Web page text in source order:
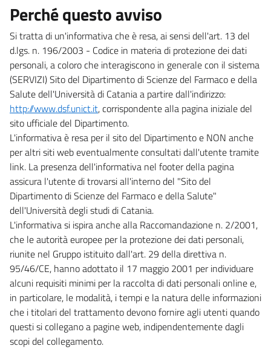
Perché questo avviso
Si tratta di un'informativa che è resa, ai sensi dell'art. 13 del
d.lgs. n. 196/2003 - Codice in materia di protezione dei dati
personali, a coloro che interagiscono in generale con il sistema
(SERVIZI) Sito del Dipartimento di Scienze del Farmaco e della
Salute dell'Università di Catania a partire dall'indirizzo:
http://www.dsf.unict.it, corrispondente alla pagina iniziale del
sito ufficiale del Dipartimento.
L'informativa è resa per il sito del Dipartimento e NON anche
per altri siti web eventualmente consultati dall'utente tramite
link. La presenza dell'informativa nel footer della pagina
assicura l'utente di trovarsi all'interno del "Sito del
Dipartimento di Scienze del Farmaco e della Salute"
dell'Università degli studi di Catania.
L'informativa si ispira anche alla Raccomandazione n. 2/2001,
che le autorità europee per la protezione dei dati personali,
riunite nel Gruppo istituito dall'art. 29 della direttiva n.
95/46/CE, hanno adottato il 17 maggio 2001 per individuare
alcuni requisiti minimi per la raccolta di dati personali online e,
in particolare, le modalità, i tempi e la natura delle informazioni
che i titolari del trattamento devono fornire agli utenti quando
questi si collegano a pagine web, indipendentemente dagli
scopi del collegamento.